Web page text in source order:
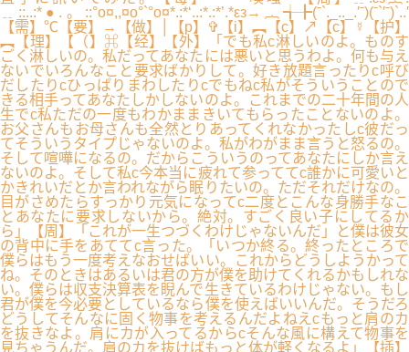
﹎::..:*●.。::°o¤,,¤o°`°o¤*.:*‘..:*.:*’.*εз→︷╅╊(ˉ`._.._.′ˉ)(ˉ`′ˉ)`..′
【需】℃【要】→【做】│【p】✞【i】︻【c】↗【c】☿【护】
︻【理】【（】⌘【经】【外】「でも私c淋しいのよ。ものす
ごく淋しいの。私だってあなたには悪いと思うわよ。何も与え
ないでいろんなこと要求ばかりして。好き放題言ったりc呼び
だしたりcひっぱりまわしたりcでもねc私がそういうことので
きる相手ってあなたしかしないのよ。これまでの二十年間の人
生でc私ただの一度もわかままきいてもらったことないのよ。
お父さんもお母さんも全然とりあってくれなかったしc彼だっ
てそういうタイプじゃないのよ。私がわがまま言うと怒るの。
そして喧嘩になるの。だからこういうのってあなたにしか言え
ないのよ。そして私c今本当に疲れて参っててc誰かに可愛いと
かきれいだとか言われながら眠りたいの。ただそれだけなの。
目がさめたらすっかり元気になってc二度とこんな身勝手なこ
とあなたに要求しないから。絶対。すごく良い子にしてるか
ら」【周】「これが一生つづくわけじゃないんだ」と僕は彼女
の背中に手をあててc言った。「いつか終る。終ったところで
僕らはもう一度考えなおせばいい。これからどうしようかって
ね。そのときはあるいは君の方が僕を助けてくれるかもしれな
い。僕らは収支決算表を睨んで生きているわけじゃない。もし
君が僕を今必要としているなら僕を使えばいいんだ。そうだろ
どうしてそんなに固く物事を考えるんだよねえcもっと肩のカ
を抜きなよ。肩にカが入ってるからcそんな風に構えて物事を
見ちゃうんだ。肩のカを抜けばもっと体が軽くなるよ」【插】